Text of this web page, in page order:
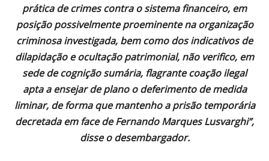
prática de crimes contra o sistema financeiro, em
posição possivelmente proeminente na organização
criminosa investigada, bem como dos indicativos de
dilapidação e ocultação patrimonial, não verifico, em
sede de cognição sumária, flagrante coação ilegal
apta a ensejar de plano o deferimento de medida
liminar, de forma que mantenho a prisão temporária
decretada em face de Fernando Marques Lusvarghi”,
disse o desembargador.